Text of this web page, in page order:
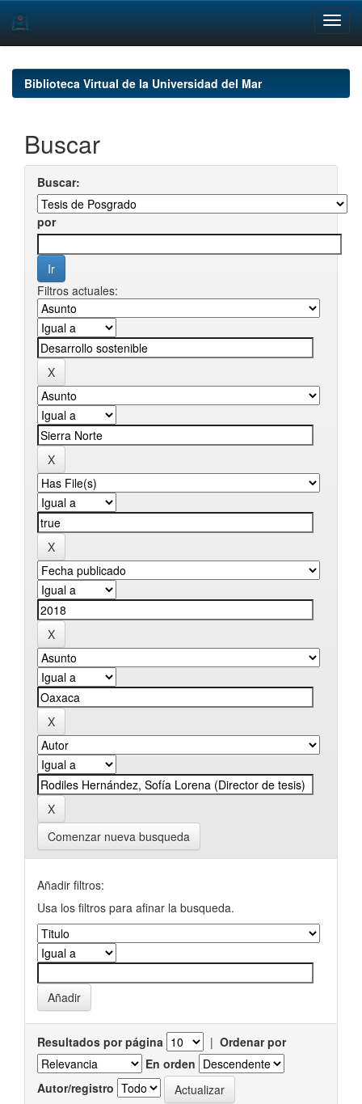
navigationBiblioteca Virtual de la Universidad del Mar
Buscar
Buscar:
por
Filtros actuales:
Comenzar nueva busqueda
Añadir filtros:
Usa los filtros para afinar la busqueda.
Resultados por página | Ordenar por
En orden
Autor/registro